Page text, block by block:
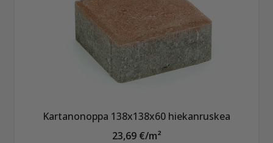
Kartanonoppa 138x138x60 hiekanruskea
23,69 €/m²